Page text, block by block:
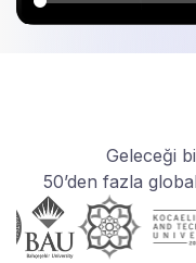
Geleceği
50’den fazla